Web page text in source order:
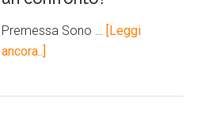
Premessa Sono …
[Leggi
ancora..]